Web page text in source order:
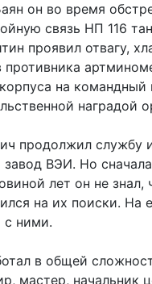
он во время
связь НП 116
проявил отвагу,
на командный
наградой
продолжил службу
ВЭИ. Но
лет он не знал,
на их поиски. На
с ними.
в общей
мастер, начальник